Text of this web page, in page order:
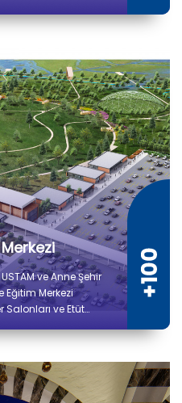
ve Anne Şehir
Eğitim Merkezi
Salonları ve Etüt